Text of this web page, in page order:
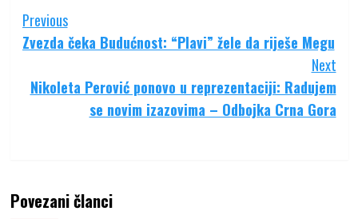
Continue
Reading
Previous
Zvezda čeka Budućnost: “Plavi” žele da riješe Megu
Next
Nikoleta Perović ponovo u reprezentaciji: Radujem
se novim izazovima – Odbojka Crna Gora
Povezani članci